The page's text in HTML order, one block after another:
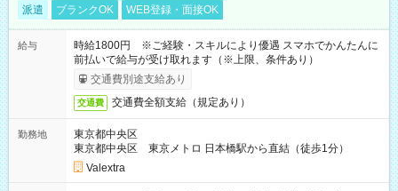
派遣 ブランクOK WEB登録・面接OK
給与
時給1800円 ※ご経験・スキルにより優遇 スマホでかんたんに
前払いで給与が受け取れます（※上限、条件あり）
交通費別途支給あり
交通費 交通費全額支給（規定あり）
勤務地
東京都中央区
東京都中央区 東京メトロ 日本橋駅から直結（徒歩1分）
Valextra